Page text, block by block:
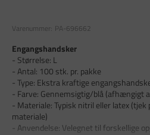
Varenummer: PA-696662
Engangshandsker
- Størrelse: L
- Antal: 100 stk. pr. pakke
- Type: Ekstra kraftige
- Farve: Gennemsigtig/blå (afhængigt
- Materiale: Typisk nitril eller latex
materiale)
- Anvendelse: Velegnet til forskellige